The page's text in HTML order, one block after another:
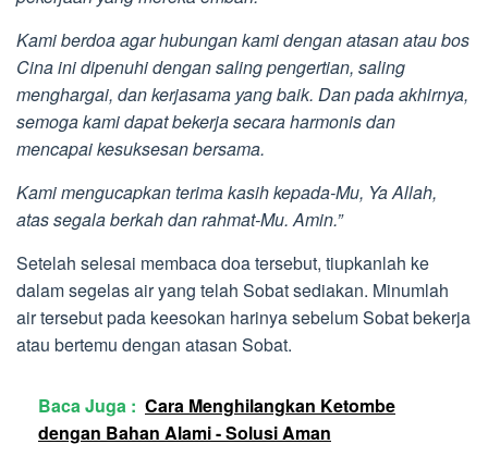
Kami berdoa agar hubungan kami dengan atasan atau bos
Cina ini dipenuhi dengan saling pengertian, saling
menghargai, dan kerjasama yang baik. Dan pada akhirnya,
semoga kami dapat bekerja secara harmonis dan
mencapai kesuksesan bersama.
Kami mengucapkan terima kasih kepada-Mu, Ya Allah,
atas segala berkah dan rahmat-Mu. Amin.”
Setelah selesai membaca doa tersebut, tiupkanlah ke
dalam segelas air yang telah Sobat sediakan. Minumlah
air tersebut pada keesokan harinya sebelum Sobat bekerja
atau bertemu dengan atasan Sobat.
Baca Juga : Cara Menghilangkan Ketombe
dengan Bahan Alami - Solusi Aman